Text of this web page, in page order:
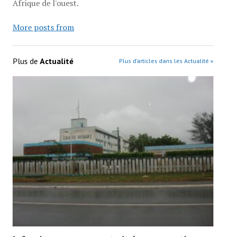
Afrique de l'ouest.
More posts from
Plus de Actualité Plus d’articles dans les Actualité »